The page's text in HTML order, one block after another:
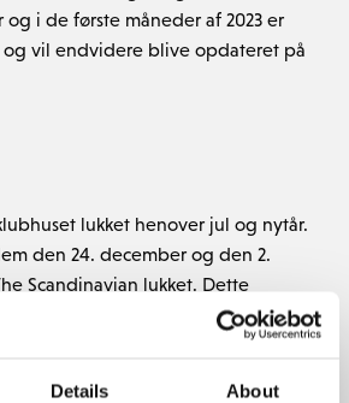
Details About
i de første måneder af 2023 er
og vil endvidere blive opdateret på
lukket henover jul og nytår.
den 24. december og den 2.
Scandinavian lukket. Dette
så hvis du har brug for dit udstyr
at afhente det senest d. 23.